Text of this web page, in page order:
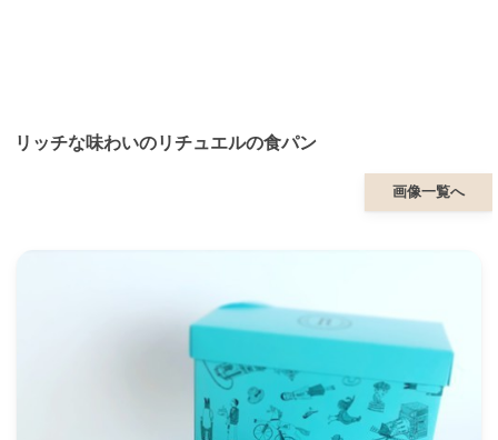
リッチな味わいのリチュエルの食パン
画像一覧へ